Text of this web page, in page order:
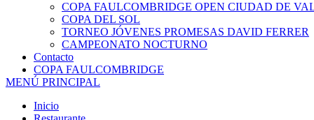
COPA FAULCOMBRIDGE OPEN CIUDAD DE
COPA DEL SOL
TORNEO JÓVENES PROMESAS DAVID FERRER
CAMPEONATO NOCTURNO
Contacto
COPA FAULCOMBRIDGE
MENÚ PRINCIPAL
Inicio